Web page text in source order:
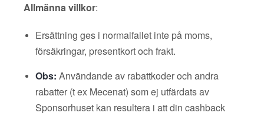
Allmänna villkor:
Ersättning ges i normalfallet inte på moms,
försäkringar, presentkort och frakt.
Obs: Användande av rabattkoder och andra
rabatter (t ex Mecenat) som ej utfärdats av
Sponsorhuset kan resultera i att din cashback